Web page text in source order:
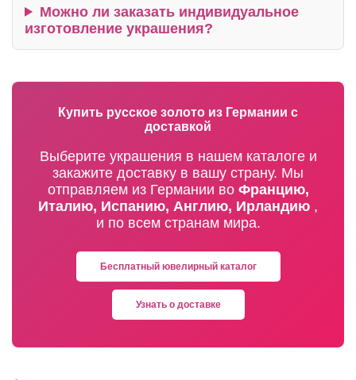
Можно ли заказать индивидуальное
изготовление украшения?
Купить русское золото из Германии с
доставкой
Выберите украшения в нашем каталоге и
закажите доставку в вашу страну. Мы
отправляем из Германии во Францию,
Италию, Испанию, Англию, Ирландию ,
и по всем странам мира.
Бесплатный ювелирный каталог
Узнать о доставке